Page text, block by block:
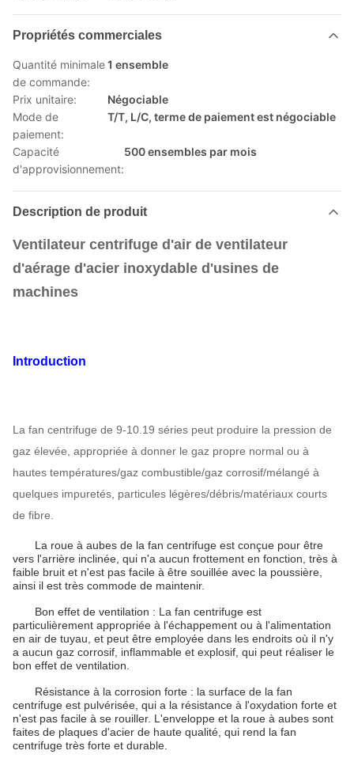
Propriétés commerciales
Quantité minimale
de commande:
1 ensemble
Prix unitaire:
Négociable
Mode de
paiement:
T/T, L/C, terme de paiement est négociable
Capacité
d'approvisionnement:
500 ensembles par mois
Description de produit
Ventilateur centrifuge d'air de ventilateur
d'aérage d'acier inoxydable d'usines de
machines
Introduction
La fan centrifuge de 9-10.19 séries peut produire la pression de
gaz élevée, appropriée à donner le gaz propre normal ou à
hautes températures/gaz combustible/gaz corrosif/mélangé à
quelques impuretés, particules légères/débris/matériaux courts
de fibre.
La roue à aubes de la fan centrifuge est conçue pour être
vers l'arrière inclinée, qui n'a aucun frottement en fonction, très à
faible bruit et n'est pas facile à être souillée avec la poussière,
ainsi il est très commode de maintenir.
Bon effet de ventilation : La fan centrifuge est
particulièrement appropriée à l'échappement ou à l'alimentation
en air de tuyau, et peut être employée dans les endroits où il n'y
a aucun gaz corrosif, inflammable et explosif, qui peut réaliser le
bon effet de ventilation.
Résistance à la corrosion forte : la surface de la fan
centrifuge est pulvérisée, qui a la résistance à l'oxydation forte et
n'est pas facile à se rouiller. L'enveloppe et la roue à aubes sont
faites de plaques d'acier de haute qualité, qui rend la fan
centrifuge très forte et durable.